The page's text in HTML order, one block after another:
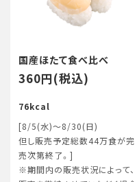
国産ほたて食べ比べ
360円(税込)
76kcal
[8/5(水)～8/30(日)
但し販売予定総数44万食が完
売次第終了。]
※期間内の販売状況によって、